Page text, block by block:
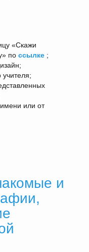
«Скажи
по ссылке;
учителя;
имени или от
и